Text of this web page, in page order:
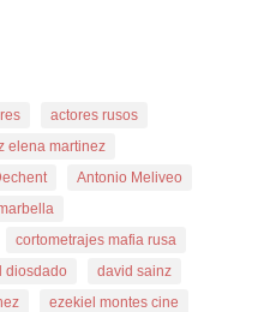
actores rusos
elena martinez
Antonio Meliveo
cortometrajes mafia rusa
diosdado
david sainz
ezekiel montes cine